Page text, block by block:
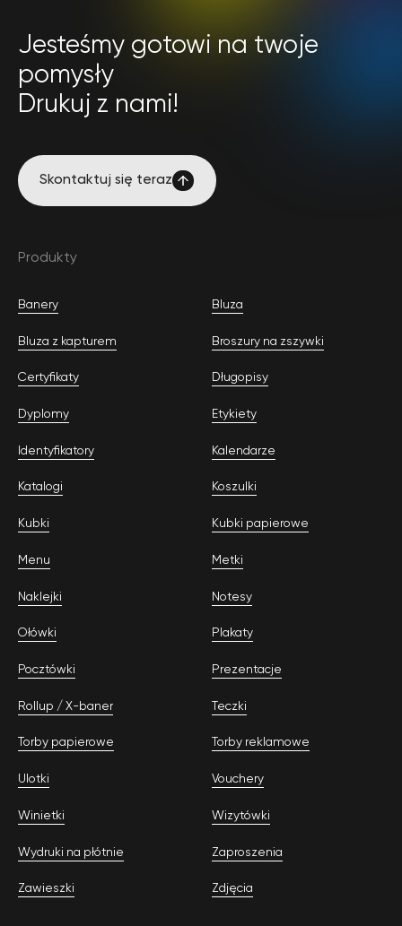
Jesteśmy gotowi na twoje
pomysły
Drukuj z nami!
Skontaktuj się teraz
Produkty
Banery Bluza
Bluza z kapturem Broszury na zszywki
Certyfikaty Długopisy
Dyplomy Etykiety
Identyfikatory Kalendarze
Katalogi Koszulki
Kubki Kubki papierowe
Menu Metki
Naklejki Notesy
Ołówki Plakaty
Pocztówki Prezentacje
Rollup / Х-baner Teczki
Torby papierowe Torby reklamowe
Ulotki Vouchery
Winietki Wizytówki
Wydruki na рłótnie Zaproszenia
Zawieszki Zdjęcia